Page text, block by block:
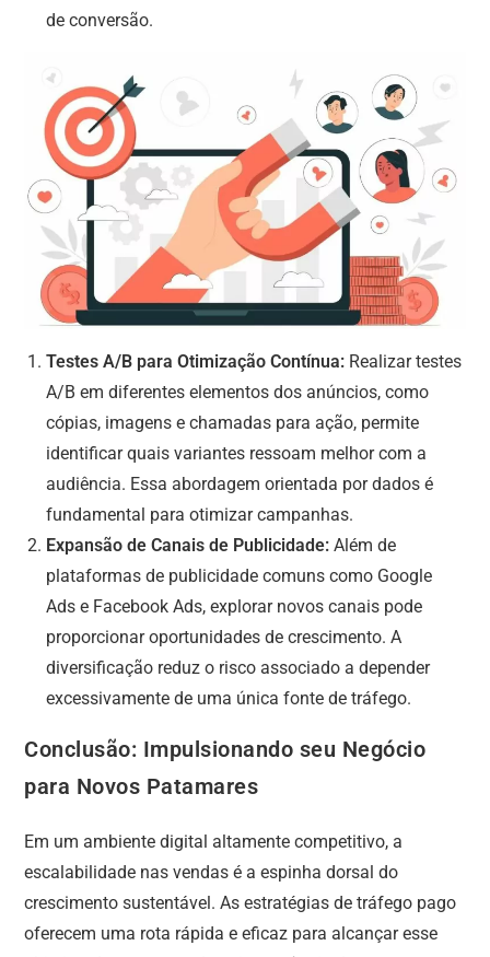
de conversão.
Testes A/B para Otimização Contínua: Realizar testes
A/B em diferentes elementos dos anúncios, como
cópias, imagens e chamadas para ação, permite
identificar quais variantes ressoam melhor com a
audiência. Essa abordagem orientada por dados é
fundamental para otimizar campanhas.
Expansão de Canais de Publicidade: Além de
plataformas de publicidade comuns como Google
Ads e Facebook Ads, explorar novos canais pode
proporcionar oportunidades de crescimento. A
diversificação reduz o risco associado a depender
excessivamente de uma única fonte de tráfego.
Conclusão: Impulsionando seu Negócio
para Novos Patamares
Em um ambiente digital altamente competitivo, a
escalabilidade nas vendas é a espinha dorsal do
crescimento sustentável. As estratégias de tráfego pago
oferecem uma rota rápida e eficaz para alcançar esse